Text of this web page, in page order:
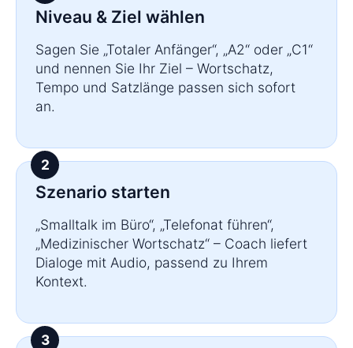
Niveau & Ziel wählen
Sagen Sie „Totaler Anfänger“, „A2“ oder „C1“
und nennen Sie Ihr Ziel – Wortschatz,
Tempo und Satzlänge passen sich sofort
an.
Szenario starten
„Smalltalk im Büro“, „Telefonat führen“,
„Medizinischer Wortschatz“ – Coach liefert
Dialoge mit Audio, passend zu Ihrem
Kontext.